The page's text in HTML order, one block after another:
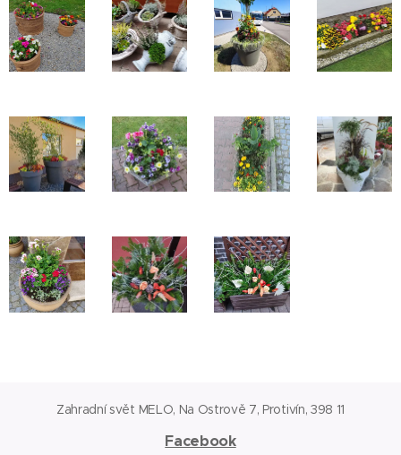
Zahradní svět MELO, Na Ostrově 7, Protivín, 398 11
Facebook